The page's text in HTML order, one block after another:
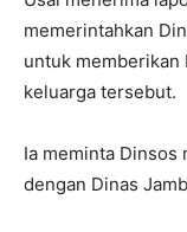
memerintahkan
untuk memberikan
keluarga tersebut.
Ia meminta Dinsos
dengan Dinas